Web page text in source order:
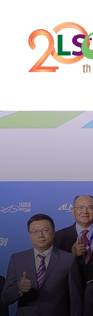
热门
热门
热门
热门
热门